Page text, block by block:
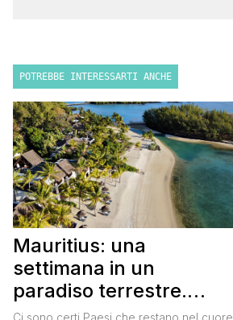
POTREBBE INTERESSARTI ANCHE
Mauritius: una
settimana in un
paradiso terrestre.
Itinerario completo